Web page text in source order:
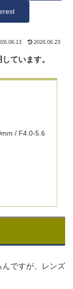
2026.06.23
ています。
/ F4.0-5.6
んですが、レンズ